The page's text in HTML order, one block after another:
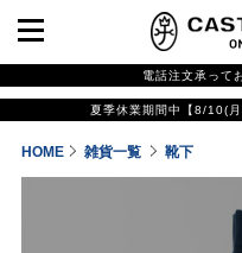
電話注文承って
夏季休業期間中【8/10(
HOME 雑貨一覧 靴下